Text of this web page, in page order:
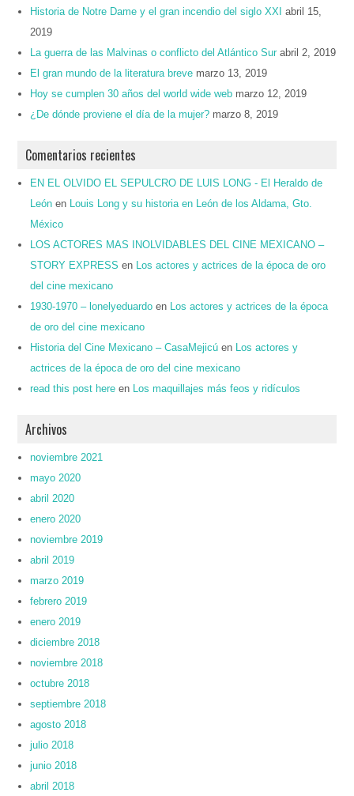
Historia de Notre Dame y el gran incendio del siglo XXI
abril 15,
2019
La guerra de las Malvinas o conflicto del Atlántico Sur abril 2, 2019
El gran mundo de la literatura breve marzo 13, 2019
Hoy se cumplen 30 años del world wide web marzo 12, 2019
¿De dónde proviene el día de la mujer? marzo 8, 2019
Comentarios recientes
EN EL OLVIDO EL SEPULCRO DE LUIS LONG - El Heraldo de
León en
Louis Long y su historia en León de los Aldama, Gto.
México
LOS ACTORES MAS INOLVIDABLES DEL CINE MEXICANO –
STORY EXPRESS en
Los actores y actrices de la época de oro
del cine mexicano
1930-1970 – lonelyeduardo en
Los actores y actrices de la época
de oro del cine mexicano
Historia del Cine Mexicano – CasaMejicú en
Los actores y
actrices de la época de oro del cine mexicano
read this post here en Los maquillajes más feos y ridículos
Archivos
noviembre 2021
mayo 2020
abril 2020
enero 2020
noviembre 2019
abril 2019
marzo 2019
febrero 2019
enero 2019
diciembre 2018
noviembre 2018
octubre 2018
septiembre 2018
agosto 2018
julio 2018
junio 2018
abril 2018